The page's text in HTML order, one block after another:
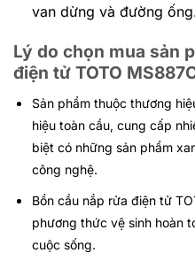
van dừng và đường
Lý do chọn mua sản
điện tử TOTO
Sản phẩm thuộc thương
hiệu toàn cầu, cung cấp
biệt có những sản phẩm
công nghệ.
Bồn cầu nắp rửa điện tử
phương thức vệ sinh hoàn
cuộc sống.